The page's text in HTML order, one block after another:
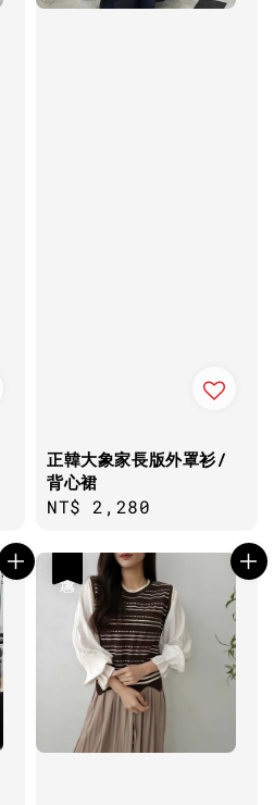
正韓大象家長版外罩衫/
背心裙
Regular
NT$ 2,280